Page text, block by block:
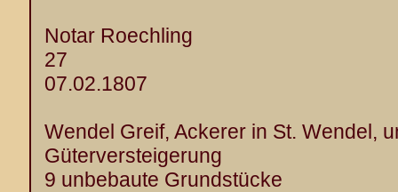
Notar Roechling
27
07.02.1807
Wendel Greif, Ackerer in St. Wendel,
Güterversteigerung
9 unbebaute Grundstücke